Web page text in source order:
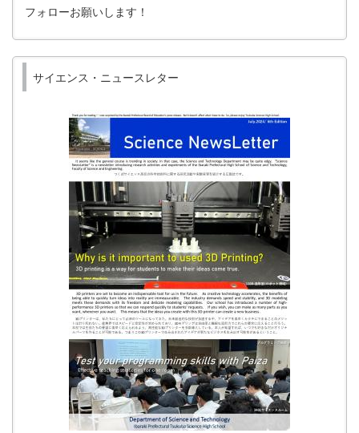
フォローお願いします！
サイエンス・ニュースレター